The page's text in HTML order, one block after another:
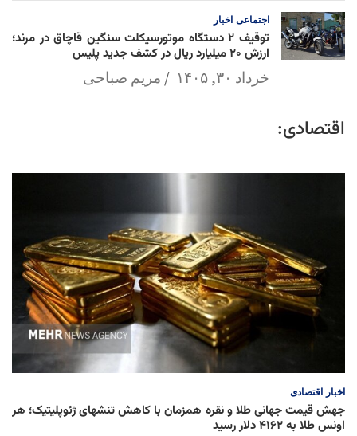
اجتماعی اخبار
توقیف ۲ دستگاه موتورسیکلت سنگین قاچاق در مرند؛
ارزش ۲۰ میلیارد ریال در کشف جدید پلیس
خرداد ۳۰, ۱۴۰۵ مریم صباحی
اقتصادی:
اخبار اقتصادی
جهش قیمت جهانی طلا و نقره همزمان با کاهش تنشهای ژئوپلیتیک؛ هر
اونس طلا به ۴۱۶۲ دلار رسید